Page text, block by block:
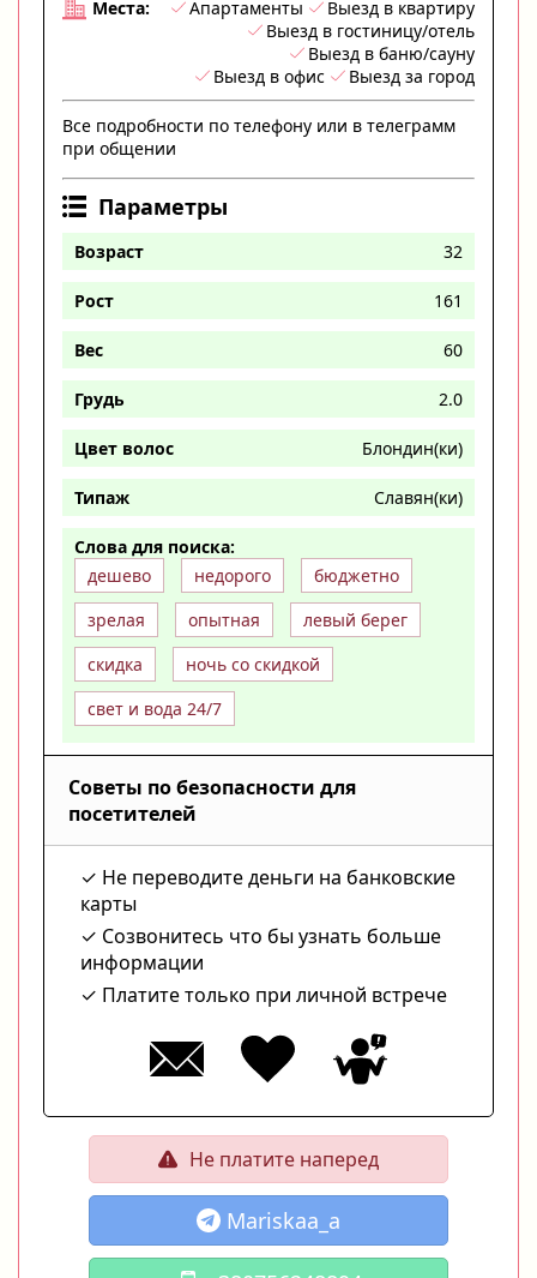
Места: Апартаменты
Выезд в квартиру
Выезд в гостиницу/отель
Выезд в баню/сауну
Выезд в офис
Выезд за город
Все подробности по телефону или в телеграмм
при общении
Параметры
Возраст 32
Рост 161
Вес 60
Грудь 2.0
Цвет волос Блондин(ки)
Типаж Славян(ки)
Слова для поиска:
дешево
недорого
бюджетно
зрелая
опытная
левый берег
скидка
ночь со скидкой
свет и вода 24/7
Советы по безопасности для
посетителей
Не переводите деньги на банковские
карты
Созвонитесь что бы узнать больше
информации
Платите только при личной встрече
Не платите наперед
Mariskaa_a